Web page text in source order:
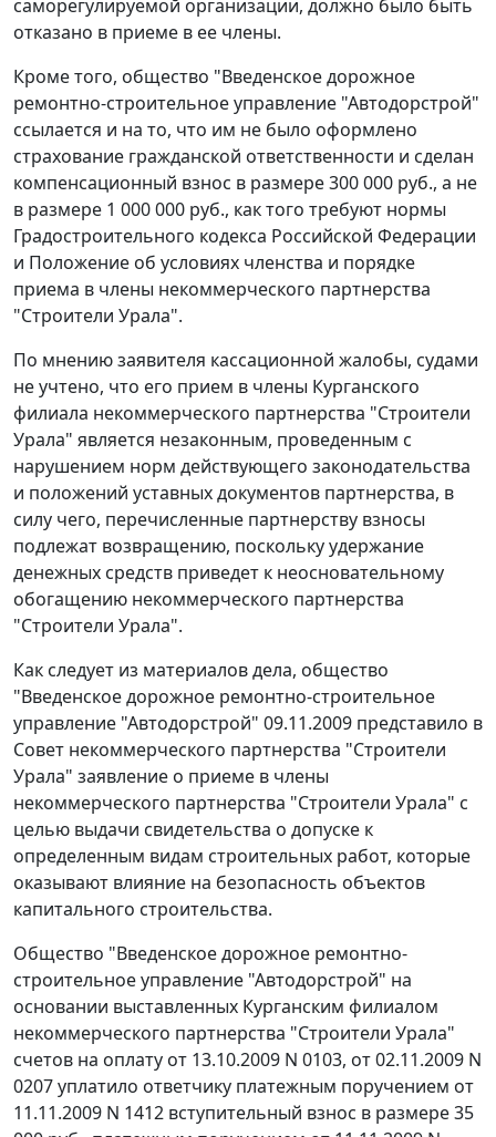
саморегулируемой организации, должно было быть
отказано в приеме в ее члены.
Кроме того, общество "Введенское дорожное
ремонтно-строительное управление "Автодорстрой"
ссылается и на то, что им не было оформлено
страхование гражданской ответственности и сделан
компенсационный взнос в размере 300 000 руб., а не
в размере 1 000 000 руб., как того требуют нормы
Градостроительного кодекса Российской Федерации
и Положение об условиях членства и порядке
приема в члены некоммерческого партнерства
"Строители Урала".
По мнению заявителя кассационной жалобы, судами
не учтено, что его прием в члены Курганского
филиала некоммерческого партнерства "Строители
Урала" является незаконным, проведенным с
нарушением норм действующего законодательства
и положений уставных документов партнерства, в
силу чего, перечисленные партнерству взносы
подлежат возвращению, поскольку удержание
денежных средств приведет к неосновательному
обогащению некоммерческого партнерства
"Строители Урала".
Как следует из материалов дела, общество
"Введенское дорожное ремонтно-строительное
управление "Автодорстрой" 09.11.2009 представило в
Совет некоммерческого партнерства "Строители
Урала" заявление о приеме в члены
некоммерческого партнерства "Строители Урала" с
целью выдачи свидетельства о допуске к
определенным видам строительных работ, которые
оказывают влияние на безопасность объектов
капитального строительства.
Общество "Введенское дорожное ремонтно-
строительное управление "Автодорстрой" на
основании выставленных Курганским филиалом
некоммерческого партнерства "Строители Урала"
счетов на оплату от 13.10.2009 N 0103, от 02.11.2009 N
0207 уплатило ответчику платежным поручением от
11.11.2009 N 1412 вступительный взнос в размере 35